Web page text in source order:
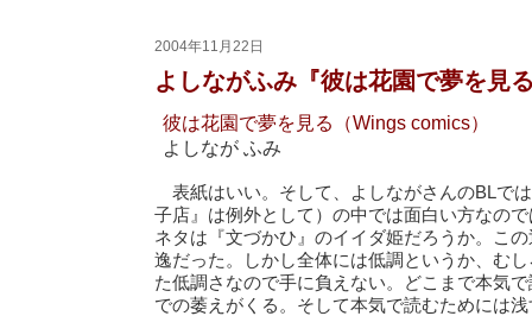
2004年11月22日
よしながふみ『彼は花園で夢を見
彼は花園で夢を見る（Wings comics）
よしなが ふみ
表紙はいい。そして、よしながさんのBLで
子店』は例外として）の中では面白い方なの
ネタは『文づかひ』のイイダ姫だろうか。こ
逸だった。しかし全体には低調というか、む
た低調さなので手に負えない。どこまで本気
での萎えがくる。そして本気で読むためには